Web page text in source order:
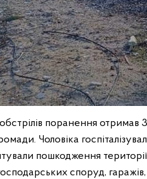
поранення отримав
Чоловіка
пошкодження
споруд,